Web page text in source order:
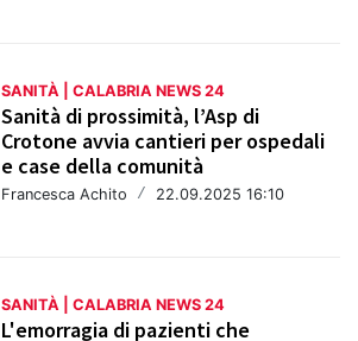
SANITÀ | CALABRIA NEWS 24
Sanità di prossimità, l’Asp di
Crotone avvia cantieri per ospedali
e case della comunità
Francesca Achito / 22.09.2025 16:10
SANITÀ | CALABRIA NEWS 24
L'emorragia di pazienti che